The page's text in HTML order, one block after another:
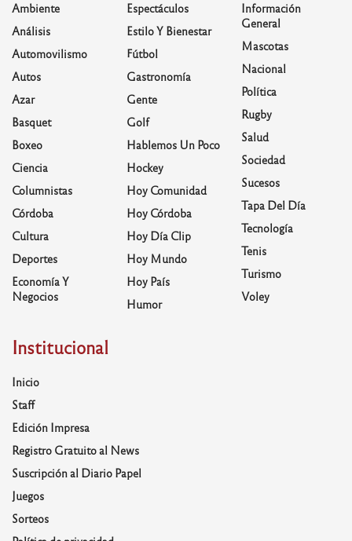
Ambiente
Análisis
Automovilismo
Autos
Azar
Basquet
Boxeo
Ciencia
Columnistas
Córdoba
Cultura
Deportes
Economía Y
Negocios
Espectáculos
Estilo Y Bienestar
Fútbol
Gastronomía
Gente
Golf
Hablemos Un Poco
Hockey
Hoy Comunidad
Hoy Córdoba
Hoy Día Clip
Hoy Mundo
Hoy País
Humor
Información
General
Mascotas
Nacional
Política
Rugby
Salud
Sociedad
Sucesos
Tapa Del Día
Tecnología
Tenis
Turismo
Voley
Institucional
Inicio
Staff
Edición Impresa
Registro Gratuito al News
Suscripción al Diario Papel
Juegos
Sorteos